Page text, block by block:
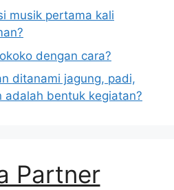
musik pertama kali
dengan cara?
ditanami jagung, padi,
adalah bentuk kegiatan?
Partner